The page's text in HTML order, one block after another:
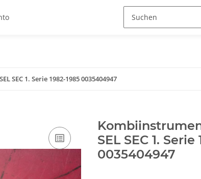
SEC 1. Serie 1982-1985 0035404947
SEL SEC 1. Serie
0035404947